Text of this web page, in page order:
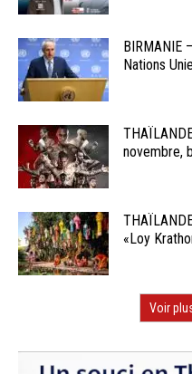
BIRMANIE
Nations
novembre,
«Loy
Voir